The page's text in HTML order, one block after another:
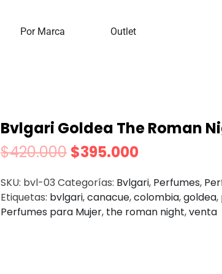
Por Marca Outlet
Bvlgari Goldea The Roman Night 75ml EDP
Bvlgari Goldea The Roman
$420.000 $395.000
SKU: bvl-03 Categorías: Bvlgari, Perfumes,
Etiquetas: bvlgari,canacue,colombia,goldea,
Perfumes para Mujer, the roman night,venta